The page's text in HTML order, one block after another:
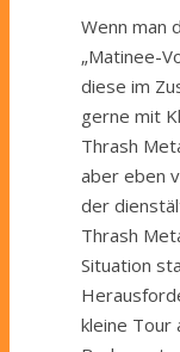
Wenn man
„Matinee-
diese im
gerne mit
Thrash
aber eben
der
Thrash
Situation
kleine Tour